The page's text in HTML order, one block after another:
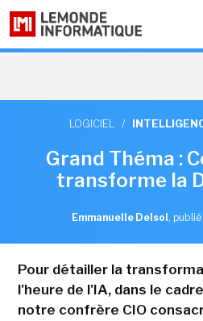
LOGICIEL /
Grand Théma :
transforme la
Emmanuelle Delsol ,
Pour détailler la
l'heure de l'IA, dans le
notre confrère CIO